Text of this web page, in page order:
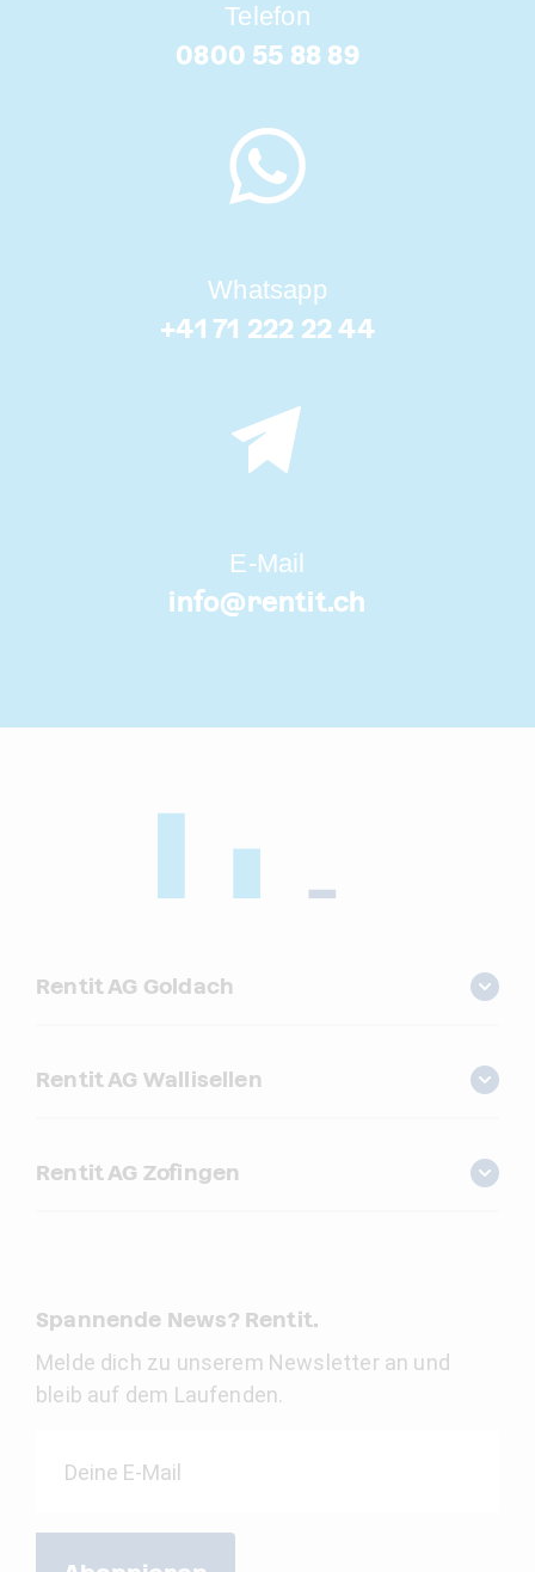
Telefon
0800 55 88 89
Whatsapp
+41 71 222 22 44
E-Mail
info@rentit.ch
Rentit AG Goldach
Rentit AG Wallisellen
Rentit AG Zofingen
Spannende News? Rentit.
Melde dich zu unserem Newsletter an und
bleib auf dem Laufenden.